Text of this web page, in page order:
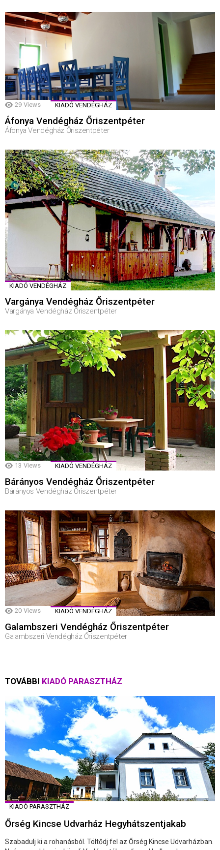
29 Views KIADÓ VENDÉGHÁZ
Áfonya Vendégház Őriszentpéter
Áfonya Vendégház Őriszentpéter
KIADÓ VENDÉGHÁZ
Vargánya Vendégház Őriszentpéter
Vargánya Vendégház Őriszentpéter
13 Views KIADÓ VENDÉGHÁZ
Bárányos Vendégház Őriszentpéter
Bárányos Vendégház Őriszentpéter
20 Views KIADÓ VENDÉGHÁZ
Galambszeri Vendégház Őriszentpéter
Galambszeri Vendégház Őriszentpéter
TOVÁBBI KIADÓ PARASZTHÁZ
KIADÓ PARASZTHÁZ
Őrség Kincse Udvarház Hegyhátszentjakab
Szabadulj ki a rohanásból. Töltődj fel az Őrség Kincse Udvarházban.